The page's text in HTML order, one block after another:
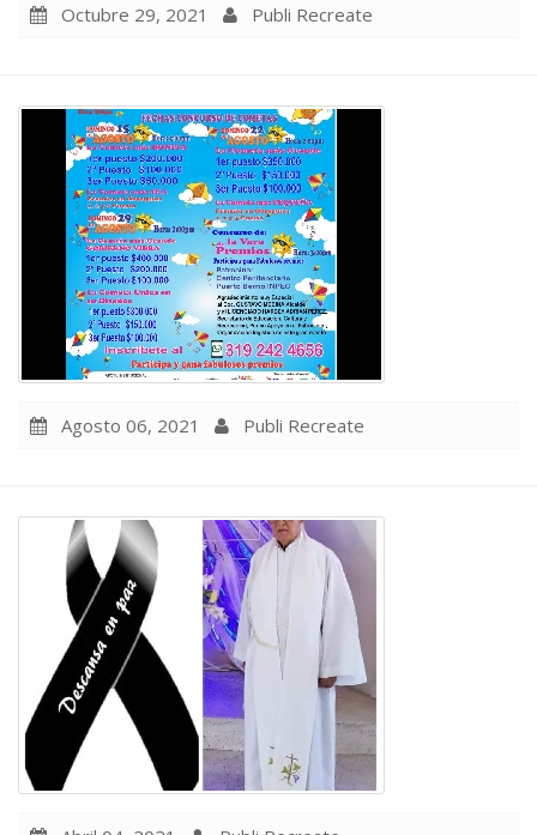
Octubre 29, 2021 Publi Recreate
Agosto 06, 2021 Publi Recreate